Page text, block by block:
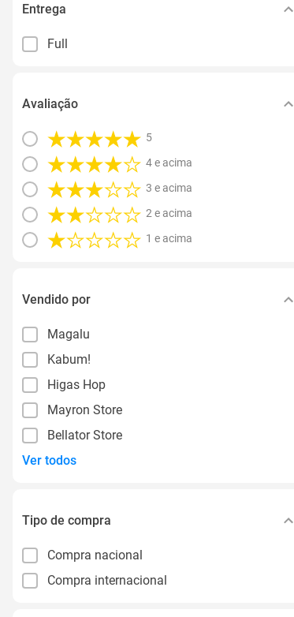
Entrega
Full
Avaliação
5
4 e acima
3 e acima
2 e acima
1 e acima
Vendido por
Magalu
Kabum!
Higas Hop
Mayron Store
Bellator Store
Ver todos
Tipo de compra
Compra nacional
Compra internacional